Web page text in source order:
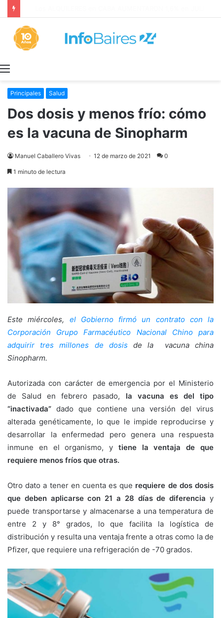
Principales Salud
Dos dosis y menos frío: cómo
es la vacuna de Sinopharm
Manuel Caballero Vivas 12 de marzo de 2021 0
1 minuto de lectura
Este miércoles, el Gobierno firmó un contrato con la
Corporación Grupo Farmacéutico Nacional Chino para
adquirir tres millones de dosisde la vacuna china
Sinopharm.
Autorizada con carácter de emergencia por el Ministerio
de Salud en febrero pasado, la vacuna es del tipo
“inactivada” dado que contiene una versión del virus
alterada genéticamente, lo que le impide reproducirse y
desarrollar la enfermedad pero genera una respuesta
inmune en el organismo, y tiene la ventaja de que
requiere menos fríos que otras.
Otro dato a tener en cuenta es que requiere de dos dosis
que deben aplicarse con 21 a 28 días de diferencia y
puede transportarse y almacenarse a una temperatura de
entre 2 y 8° grados, lo que facilita la logística de
distribución y resulta una ventaja frente a otras como la de
Pfizer, que requiere una refrigeración de -70 grados.